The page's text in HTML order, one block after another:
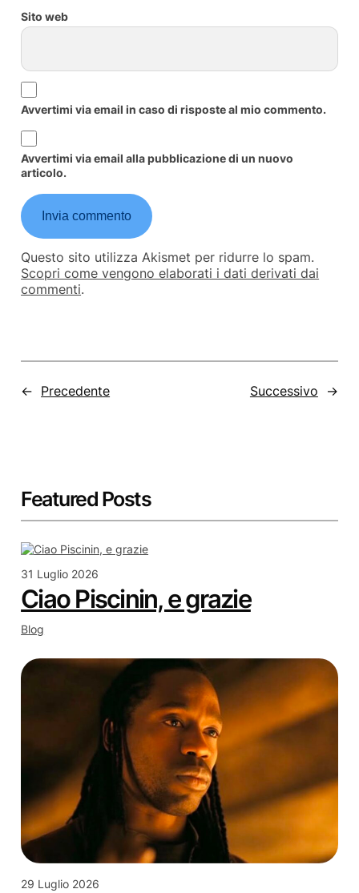
Sito web
Avvertimi via email in caso di risposte al mio commento.
Avvertimi via email alla pubblicazione di un nuovo
articolo.
Questo sito utilizza Akismet per ridurre lo spam.
Scopri come vengono elaborati i dati derivati dai
commenti.
← Precedente Successivo →
Featured Posts
31 Luglio 2026
Ciao Piscinin, e grazie
Blog
29 Luglio 2026